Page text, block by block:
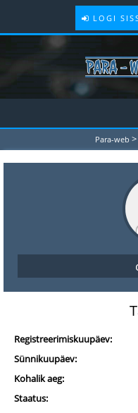
LOGI
Para-web >
Registreerimiskuupäev:
Sünnikuupäev:
Kohalik aeg:
Staatus: